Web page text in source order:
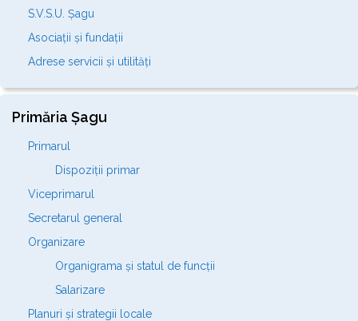
S.V.S.U. Șagu
Asociații și fundații
Adrese servicii și utilități
Primăria Șagu
Primarul
Dispoziții primar
Viceprimarul
Secretarul general
Organizare
Organigrama și statul de funcții
Salarizare
Planuri și strategii locale